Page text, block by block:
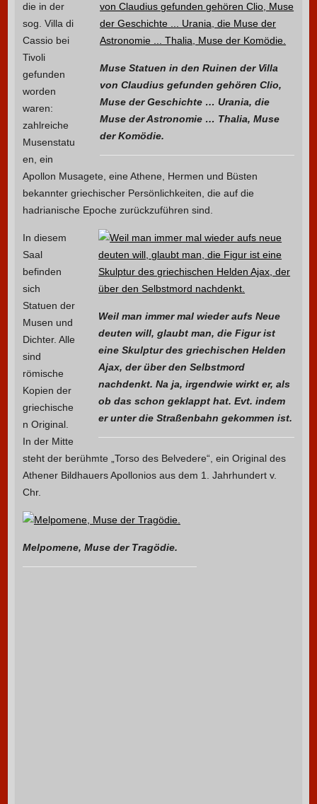
Muse Statuen in den Ruinen der Villa
von Claudius gefunden gehören Clio,
Muse der Geschichte … Urania, die
Muse der Astronomie … Thalia, Muse
der Komödie.
die in der
sog. Villa di
Cassio bei
Tivoli
gefunden
worden
waren:
zahlreiche
Musenstatu
en, ein
Apollon Musagete, eine Athene, Hermen und Büsten
bekannter griechischer Persönlichkeiten, die auf die
hadrianische Epoche zurückzuführen sind.
Weil man immer mal wieder aufs Neue
deuten will, glaubt man, die Figur ist
eine Skulptur des griechischen Helden
Ajax, der über den Selbstmord
nachdenkt. Na ja, irgendwie wirkt er, als
ob das schon geklappt hat. Evt. indem
er unter die Straßenbahn gekommen ist.
In diesem
Saal
befinden
sich
Statuen der
Musen und
Dichter. Alle
sind
römische
Kopien der
griechische
n Original.
In der Mitte
steht der berühmte „Torso des Belvedere“, ein Original des
Athener Bildhauers Apollonios aus dem 1. Jahrhundert v.
Chr.
Melpomene, Muse der Tragödie.